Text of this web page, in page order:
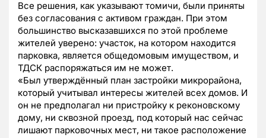
Все решения, как указывают томичи, были приняты
без согласования с активом граждан. При этом
большинство высказавшихся по этой проблеме
жителей уверено: участок, на котором находится
парковка, является общедомовым имуществом, и
ТДСК распоряжаться им не может.
«Был утверждённый план застройки микрорайона,
который учитывал интересы жителей всех домов. И
он не предполагал ни пристройку к реконовскому
дому, ни сквозной проезд, под который нас сейчас
лишают парковочных мест, ни такое расположение